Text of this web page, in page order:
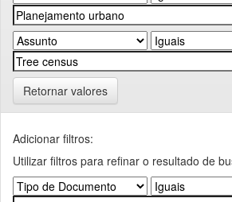
Retornar valores
Adicionar filtros:
Utilizar filtros para refinar o resultado de